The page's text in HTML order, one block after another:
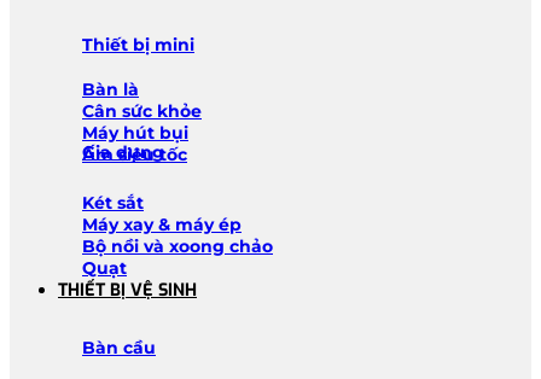
Thiết bị mini
Bàn là
Cân sức khỏe
Máy hút bụi
Ấm siêu tốc
Gia dụng
Két sắt
Máy xay & máy ép
Bộ nồi và xoong chảo
Quạt
THIẾT BỊ VỆ SINH
Bàn cầu